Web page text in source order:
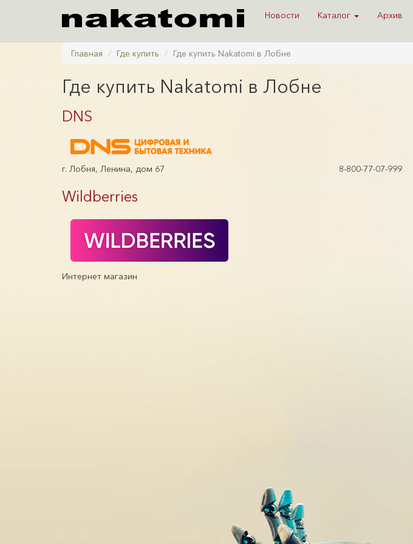
Новости Каталог Архив
Главная Где купить Где купить Nakatomi в Лобне
Где купить Nakatomi в Лобне
DNS
г. Лобня, Ленина, дом 67 8-800-77-07-999
Wildberries
Интернет магазин